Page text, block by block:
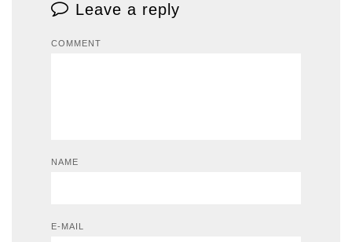
Leave a reply
COMMENT
NAME
E-MAIL